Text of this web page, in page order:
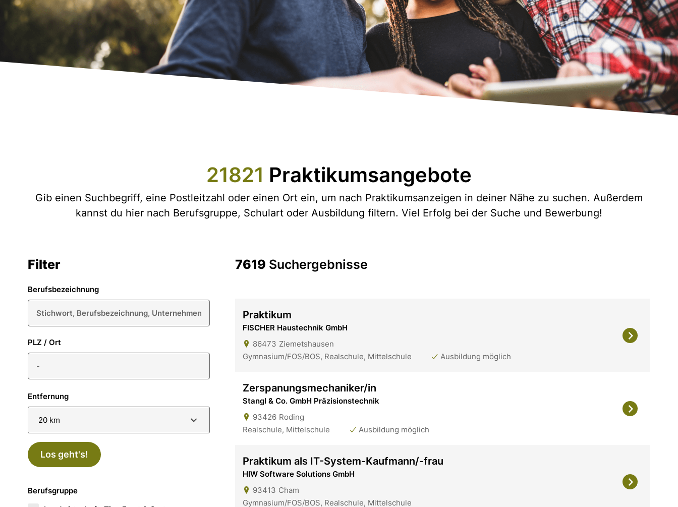
21821 Praktikumsangebote
Gib einen Suchbegriff, eine Postleitzahl oder einen Ort ein, um nach Praktikumsanzeigen in deiner Nähe zu suchen. Außerdem
kannst du hier nach Berufsgruppe, Schulart oder Ausbildung filtern. Viel Erfolg bei der Suche und Bewerbung!
Filter
Berufsbezeichnung
PLZ / Ort
Entfernung
20 km
Los geht's!
Berufsgruppe
7619 Suchergebnisse
Praktikum
FISCHER Haustechnik GmbH
86473 Ziemetshausen
Gymnasium/FOS/BOS, Realschule, Mittelschule
Ausbildung möglich
Zerspanungsmechaniker/in
Stangl & Co. GmbH Präzisionstechnik
93426 Roding
Realschule, Mittelschule
Ausbildung möglich
Praktikum als IT-System-Kaufmann/-frau
HIW Software Solutions GmbH
93413 Cham
Gymnasium/FOS/BOS, Realschule, Mittelschule